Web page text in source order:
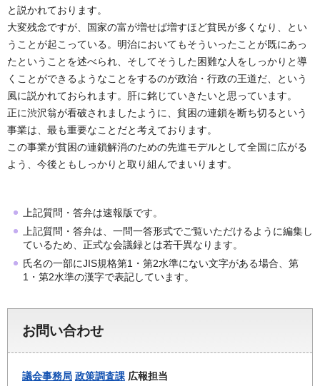
と説かれております。
大変残念ですが、国家の富が増せば増すほど貧民が多くなり、とい
うことが起こっている。明治においてもそういったことが既にあっ
たということを述べられ、そしてそうした困難な人をしっかりと導
くことができるようなことをするのが政治・行政の王道だ、という
風に説かれておられます。肝に銘じていきたいと思っています。
正に渋沢翁が看破されましたように、貧困の連鎖を断ち切るという
事業は、最も重要なことだと考えております。
この事業が貧困の連鎖解消のための先進モデルとして全国に広がる
よう、今後ともしっかりと取り組んでまいります。
上記質問・答弁は速報版です。
上記質問・答弁は、一問一答形式でご覧いただけるように編集し
ているため、正式な会議録とは若干異なります。
氏名の一部にJIS規格第1・第2水準にない文字がある場合、第
1・第2水準の漢字で表記しています。
お問い合わせ
議会事務局 政策調査課 広報担当